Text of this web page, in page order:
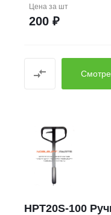
Цена за шт
200 ₽
HPT20S-100